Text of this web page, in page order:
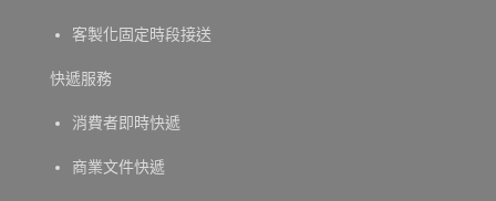
客製化固定時段接送
快遞服務
消費者即時快遞
商業文件快遞